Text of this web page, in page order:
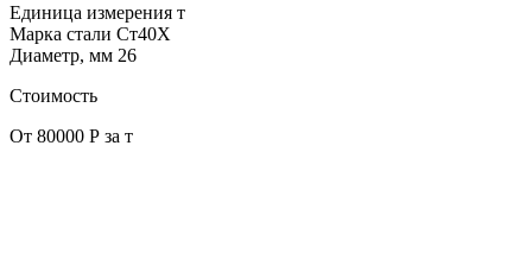
Единица измерения т
Марка стали Ст40Х
Диаметр, мм 26
Стоимость
От 80000 Р за т